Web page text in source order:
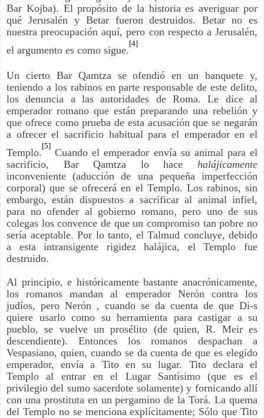
Bar Kojba). El propósito de la historia es averiguar por
qué Jerusalén y Betar fueron destruidos. Betar no es
nuestra preocupación aquí, pero con respecto a Jerusalén,
el argumento es como sigue.
[4]
Un cierto Bar Qamtza se ofendió en un banquete y,
teniendo a los rabinos en parte responsable de este delito,
los denuncia a las autoridades de Roma. Le dice al
emperador romano que están preparando una rebelión y
que ofrece como prueba de esta acusación que se negarán
a ofrecer el sacrificio habitual para el emperador en el
Templo.
[5]
Cuando el emperador envía su animal para el
sacrificio, Bar Qamtza lo hace halájicamente
inconveniente (aducción de una pequeña imperfección
corporal) que se ofrecerá en el Templo. Los rabinos, sin
embargo, están dispuestos a sacrificar al animal infiel,
para no ofender al gobierno romano, pero uno de sus
colegas los convence de que un compromiso tan pobre no
sería aceptable. Por lo tanto, el Talmud concluye, debido
a esta intransigente rigidez halájica, el Templo fue
destruido.
Al principio, e históricamente bastante anacrónicamente,
los romanos mandan al emperador Nerón contra los
judíos, pero Nerón , cuando se da cuenta de que Di-s
quiere usarlo como su herramienta para castigar a su
pueblo, se vuelve un prosélito (de quien, R. Meir es
descendiente). Entonces los romanos despachan a
Vespasiano, quien, cuando se da cuenta de que es elegido
emperador, envía a Tito en su lugar. Tito declara el
Templo al entrar en el Lugar Santísimo (que es el
privilegio del sumo sacerdote solamente) y fornicando allí
con una prostituta en un pergamino de la Torá. La quema
del Templo no se menciona explícitamente; Sólo que Tito